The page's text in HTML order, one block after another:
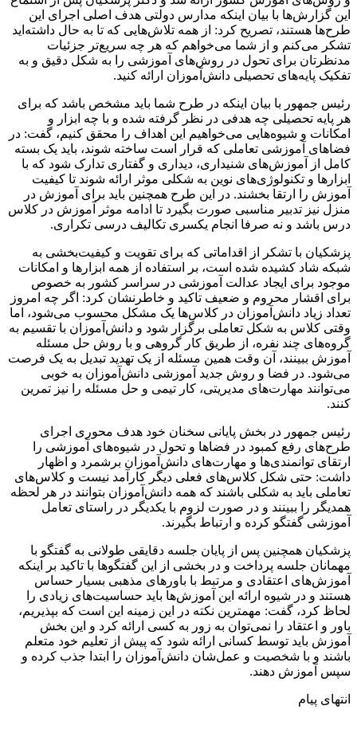
این گزارش‌ها با بیان اینکه مدارس دولتی هدف اصلی اجرای این
طرح‌ها هستند، تصریح کرد: از همه تلاش‌هایی که تا به حال داشته‌اید
تشکر می‌کنم و از شما می‌خواهم که هر چه سریع‌تر جزئیات
مدنظرتان برای تحول در روش‌های آموزشی را به شکل دقیق و به
تفکیک پایه‌های تحصیلی دانش‌آموزان ارائه کنید.
رئیس جمهور با بیان اینکه در طرح شما باید مشخص باشد که برای
هر پایه تحصیلی چه هدفی در نظر گرفته شده و با چه ابزار و
امکانات و شیوه‌هایی می‌خواهیم این اهداف را محقق کنیم، گفت: در
فضاهای آموزشی تعاملی که قرار است ساخته شوند، باید یک بسته
کامل از آموزش‌های شنیداری، دیداری و گفتاری تدارک شود که با
ابزارها و تکنولوژی‌های نوین به شکلی موثر ارائه شوند تا کیفیت
آموزش را ارتقا بخشند. در این طرح همچنین باید برای آموزش در
منزل نیز تدبیر مناسبی صورت بگیرد تا ادامه موثر آموزش در کلاس
درس باشد و نه صرفا انجام یکسری تکالیف درسی تکراری.
پزشکیان با تشکر از اقداماتی که برای تقویت و کیفیت‌بخشی به
شبکه شاد کشیده شده است، بر استفاده از همه ابزارها و امکانات
موجود برای ایجاد عدالت آموزشی در سراسر کشور به خصوص
برای اقشار محروم و ضعیف تاکید و خاطرنشان کرد: اگر چه امروز
تعداد زیاد دانش‌آموزان در کلاس‌ها یک مشکل محسوب می‌شود، اما
وقتی کلاس به شکل تعاملی برگزار شود و دانش‌آموزان با تقسیم به
گروه‌های چند نفره، از طریق کار گروهی و با روش حل مسئله
آموزش ببینند، آن وقت همین مسئله از یک تهدید تبدیل به یک فرصت
می‌شود. در فضا و روش جدید آموزشی دانش‌آموزان به خوبی
می‌توانند مهارت‌های مدیریتی، کار تیمی و حل مسئله را نیز تمرین
کنند.
رئیس جمهور در بخش پایانی سخنان خود هدف محوری اجرای
طرح‌های رفع کمبود در فضاها و تحول در شیوه‌های آموزشی را
ارتقای توانمندی‌ها و مهارت‌های دانش‌آموزان برشمرد و اظهار
داشت: حتی شکل کلاس‌های فعلی دیگر کارآمد نیست و کلاس‌های
تعاملی باید به شکلی باشند که همه دانش‌آموزان بتوانند در هر لحظه
همدیگر را ببینند و در صورت لزوم با یکدیگر در راستای تعامل
آموزشی گفتگو کرده و ارتباط بگیرند.
پزشکیان همچنین پس از پایان جلسه دقایقی طولانی به گفتگو با
مهمانان جلسه پرداخت و در بخشی از این گفتگوها با تاکید بر اینکه
آموزش‌های اعتقادی و مرتبط با باورهای مذهبی بسیار حساس
هستند و در شیوه ارائه این آموزش‌ها باید حساسیت‌های زیادی را
لحاظ کرد، گفت: مهمترین نکته در این زمینه این است که بپذیریم،
باور و اعتقاد را نمی‌توان به زور به کسی ارائه کرد و این بخش
آموزش باید توسط کسانی ارائه شود که پیش از تعلیم خود متعلم
باشند و با شخصیت و عمل‌شان دانش‌آموزان را ابتدا جذب کرده و
سپس آموزش دهند.
انتهای پیام